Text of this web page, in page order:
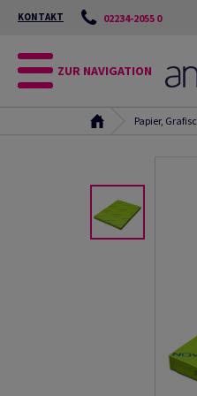
KONTAKT 02234-2055 0
ZUR NAVIGATION
Papier,